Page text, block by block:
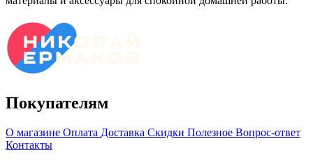
Покупателям
О магазине Оплата Доставка Скидки Полезное Вопрос-ответ
Контакты